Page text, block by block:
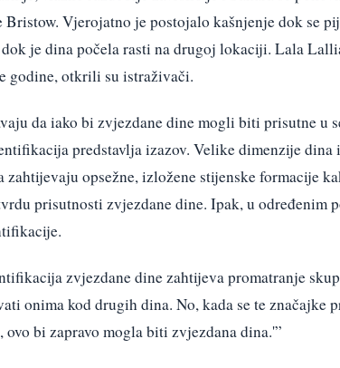
Bristow. Vjerojatno je postojalo kašnjenje dok se
je dina počela rasti na drugoj lokaciji. Lala
godine, otkrili su istraživači.
da iako bi zvjezdane dine mogli biti prisutne u
predstavlja izazov. Velike dimenzije dina
opsežne, izložene stijenske formacije
prisutnosti zvjezdane dine. Ipak, u određenim
zvjezdane dine zahtijeva promatranje
onima kod drugih dina. No, kada se te značajke
ovo bi zapravo mogla biti zvjezdana dina.'”